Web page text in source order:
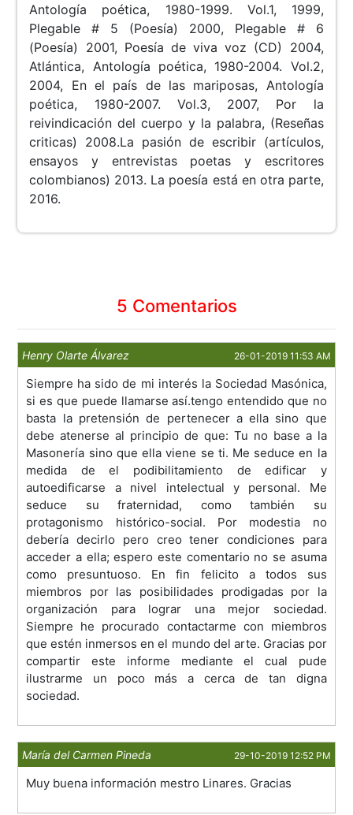
Antología poética, 1980-1999. Vol.1, 1999,
Plegable # 5 (Poesía) 2000, Plegable # 6
(Poesía) 2001, Poesía de viva voz (CD) 2004,
Atlántica, Antología poética, 1980-2004. Vol.2,
2004, En el país de las mariposas, Antología
poética, 1980-2007. Vol.3, 2007, Por la
reivindicación del cuerpo y la palabra, (Reseñas
criticas) 2008.La pasión de escribir (artículos,
ensayos y entrevistas poetas y escritores
colombianos) 2013. La poesía está en otra parte,
2016.
5 Comentarios
Henry Olarte Álvarez 26-01-2019 11:53 AM
Siempre ha sido de mi interés la Sociedad Masónica,
si es que puede llamarse así.tengo entendido que no
basta la pretensión de pertenecer a ella sino que
debe atenerse al principio de que: Tu no base a la
Masonería sino que ella viene se ti. Me seduce en la
medida de el podibilitamiento de edificar y
autoedificarse a nivel intelectual y personal. Me
seduce su fraternidad, como también su
protagonismo histórico-social. Por modestia no
debería decirlo pero creo tener condiciones para
acceder a ella; espero este comentario no se asuma
como presuntuoso. En fin felicito a todos sus
miembros por las posibilidades prodigadas por la
organización para lograr una mejor sociedad.
Siempre he procurado contactarme con miembros
que estén inmersos en el mundo del arte. Gracias por
compartir este informe mediante el cual pude
ilustrarme un poco más a cerca de tan digna
sociedad.
María del Carmen Pineda 29-10-2019 12:52 PM
Muy buena información mestro Linares. Gracias